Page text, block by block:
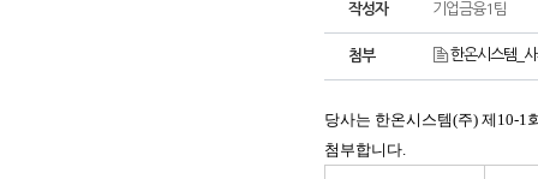
작성자 기업금융1팀
첨부 한온시스템_
당사는 한온시스템(주) 제10-1
첨부합니다.